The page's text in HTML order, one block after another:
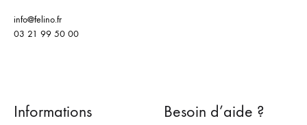
info@felino.fr
03 21 99 50 00
Informations Besoin d’aide ?